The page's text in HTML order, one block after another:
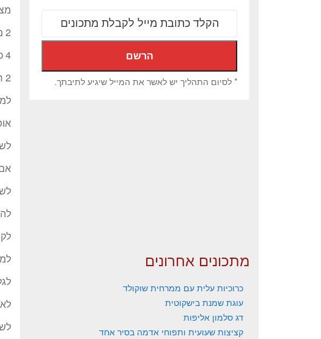
2 מיכלי יוגורט ביו רגיל 3 אחוז
4 כוסות קמח תופח
2 חבילות מחמאה רכות מאד = 400 גרם
לאפות
* לסיום התהליך יש לאשר את המייל שיגיע לתיבתך.
מתכונים אחרונים
כרוכיות עלית עם ממרחית שוקולד
עוגת שמנת בישקוטית
דג סלמון אליפות
קציצות שעועית ותפוחי אדמה בסיר אחד